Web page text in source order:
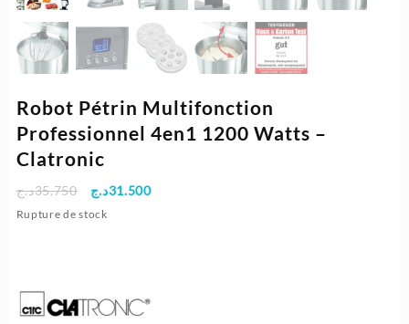
Robot Pétrin Multifonction
Professionnel 4en1 1200 Watts –
Clatronic
35.750د.ج
Le
prix
31.500د.ج
Le
Rupture de stock